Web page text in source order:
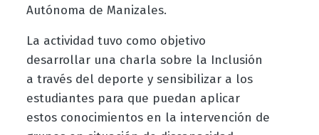
Autónoma de Manizales.
La actividad tuvo como objetivo
desarrollar una charla sobre la Inclusión
a través del deporte y sensibilizar a los
estudiantes para que puedan aplicar
estos conocimientos en la intervención de